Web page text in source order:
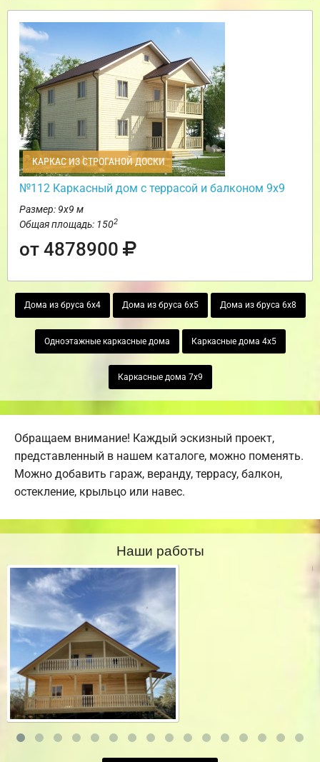
КАРКАС ИЗ СТРОГАНОЙ ДОСКИ
№112 Каркасный дом с террасой и балконом 9х9
Размер: 9х9 м
Общая площадь: 1502
от 4878900
Дома из бруса 6х4 Дома из бруса 6х5 Дома из бруса 6х8
Одноэтажные каркасные дома Каркасные дома 4х5
Каркасные дома 7х9
Обращаем внимание! Каждый эскизный проект,
представленный в нашем каталоге, можно поменять.
Можно добавить гараж, веранду, террасу, балкон,
остекление, крыльцо или навес.
Наши работы